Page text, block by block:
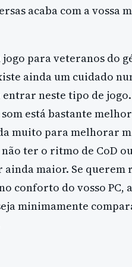
acaba com a vossa
para veteranos do
ainda um cuidado
neste tipo de
está bastante
muito para melhorar
não ter o ritmo de CoD
ainda maior. Se
conforto do vosso PC,
minimamente